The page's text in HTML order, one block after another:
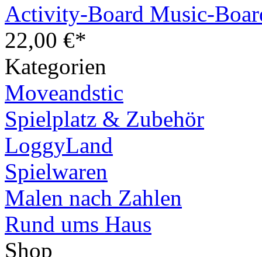
Activity-Board Music-
22,00 €*
Kategorien
Moveandstic
Spielplatz & Zubehör
LoggyLand
Spielwaren
Malen nach Zahlen
Rund ums Haus
Shop